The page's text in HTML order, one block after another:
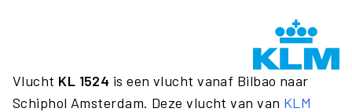
Vlucht KL 1524 is een vlucht vanaf Bilbao naar
Schiphol Amsterdam. Deze vlucht van van KLM